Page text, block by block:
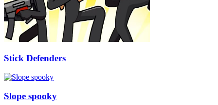
Stick Defenders
Slope spooky